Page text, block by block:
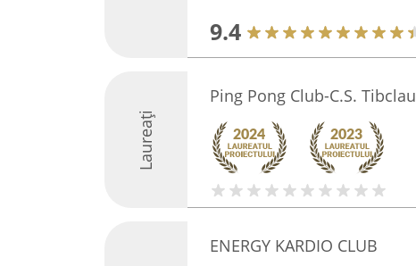
9.4
Laureați
Ping Pong Club-C.S. Tibclau
ENERGY KARDIO CLUB